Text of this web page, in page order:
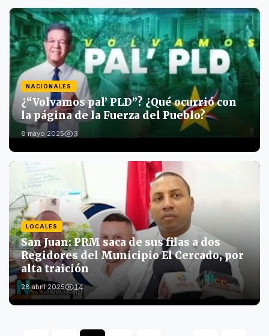
NACIONALES
¿“Volvamos pal’ PLD”? ¿Qué ocurrió con
la página de la Fuerza del Pueblo?
8 mayo 2025 3
LOCALES
San Juan: PRM saca de sus filas a dos
Regidores del Municipio El Cercado, por
alta traición
28 abril 2025 14